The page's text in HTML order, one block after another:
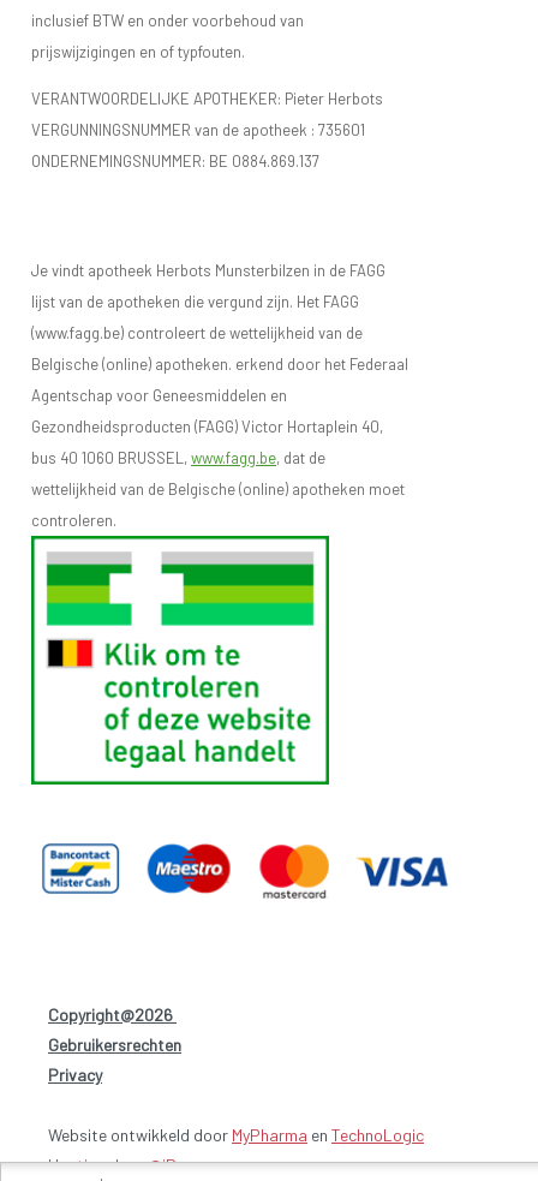
inclusief BTW en onder voorbehoud van
prijswijzigingen en of typfouten.
VERANTWOORDELIJKE APOTHEKER: Pieter Herbots
VERGUNNINGSNUMMER van de apotheek : 735601
ONDERNEMINGSNUMMER: BE 0884.869.137
Je vindt apotheek Herbots Munsterbilzen in de FAGG
lijst van de apotheken die vergund zijn. Het FAGG
(www.fagg.be) controleert de wettelijkheid van de
Belgische (online) apotheken. erkend door het Federaal
Agentschap voor Geneesmiddelen en
Gezondheidsproducten (FAGG) Victor Hortaplein 40,
bus 40 1060 BRUSSEL,www.fagg.be, dat de
wettelijkheid van de Belgische (online) apotheken moet
controleren.
Copyright@2026
Gebruikersrechten
Privacy-
Website ontwikkeld door MyPharma en TechnoLogic
Hosting door @iPower